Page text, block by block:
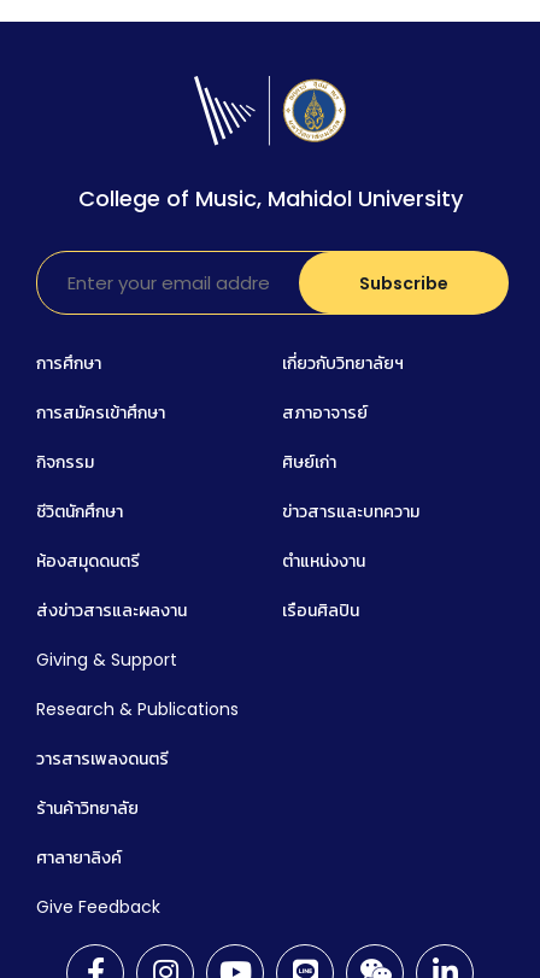
College of Music, Mahidol University
การศึกษา
การสมัครเข้าศึกษา
กิจกรรม
ชีวิตนักศึกษา
ห้องสมุดดนตรี
ส่งข่าวสารและผลงาน
เกี่ยวกับวิทยาลัยฯ
สภาอาจารย์
ศิษย์เก่า
ข่าวสารและบทความ
ตำแหน่งงาน
เรือนศิลปิน
Giving & Support
Research & Publications
วารสารเพลงดนตรี
ร้านค้าวิทยาลัย
ศาลายาลิงค์
Give Feedback